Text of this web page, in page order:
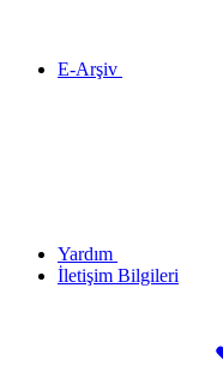
E-Arşiv
Yardım
İletişim Bilgileri